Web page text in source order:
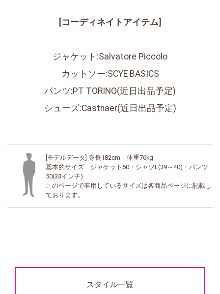
[コーディネイトアイテム]
ジャケット:Salvatore Piccolo
カットソー:SCYE BASICS
パンツ:PT TORINO(近日出品予定)
シューズ:Castnaer(近日出品予定)
[モデルデータ] 身長182cm 体重76kg
基本的サイズ ジャケット50・シャツL(39～40)・パンツ
50(33インチ)
このページで着用しているサイズは各商品ページに記載し
ております。
スタイル一覧